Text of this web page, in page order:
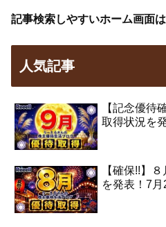
記事検索しやすいホーム画面は
人気記事
【記念優待
取得状況を
【確保!!】
を発表！7